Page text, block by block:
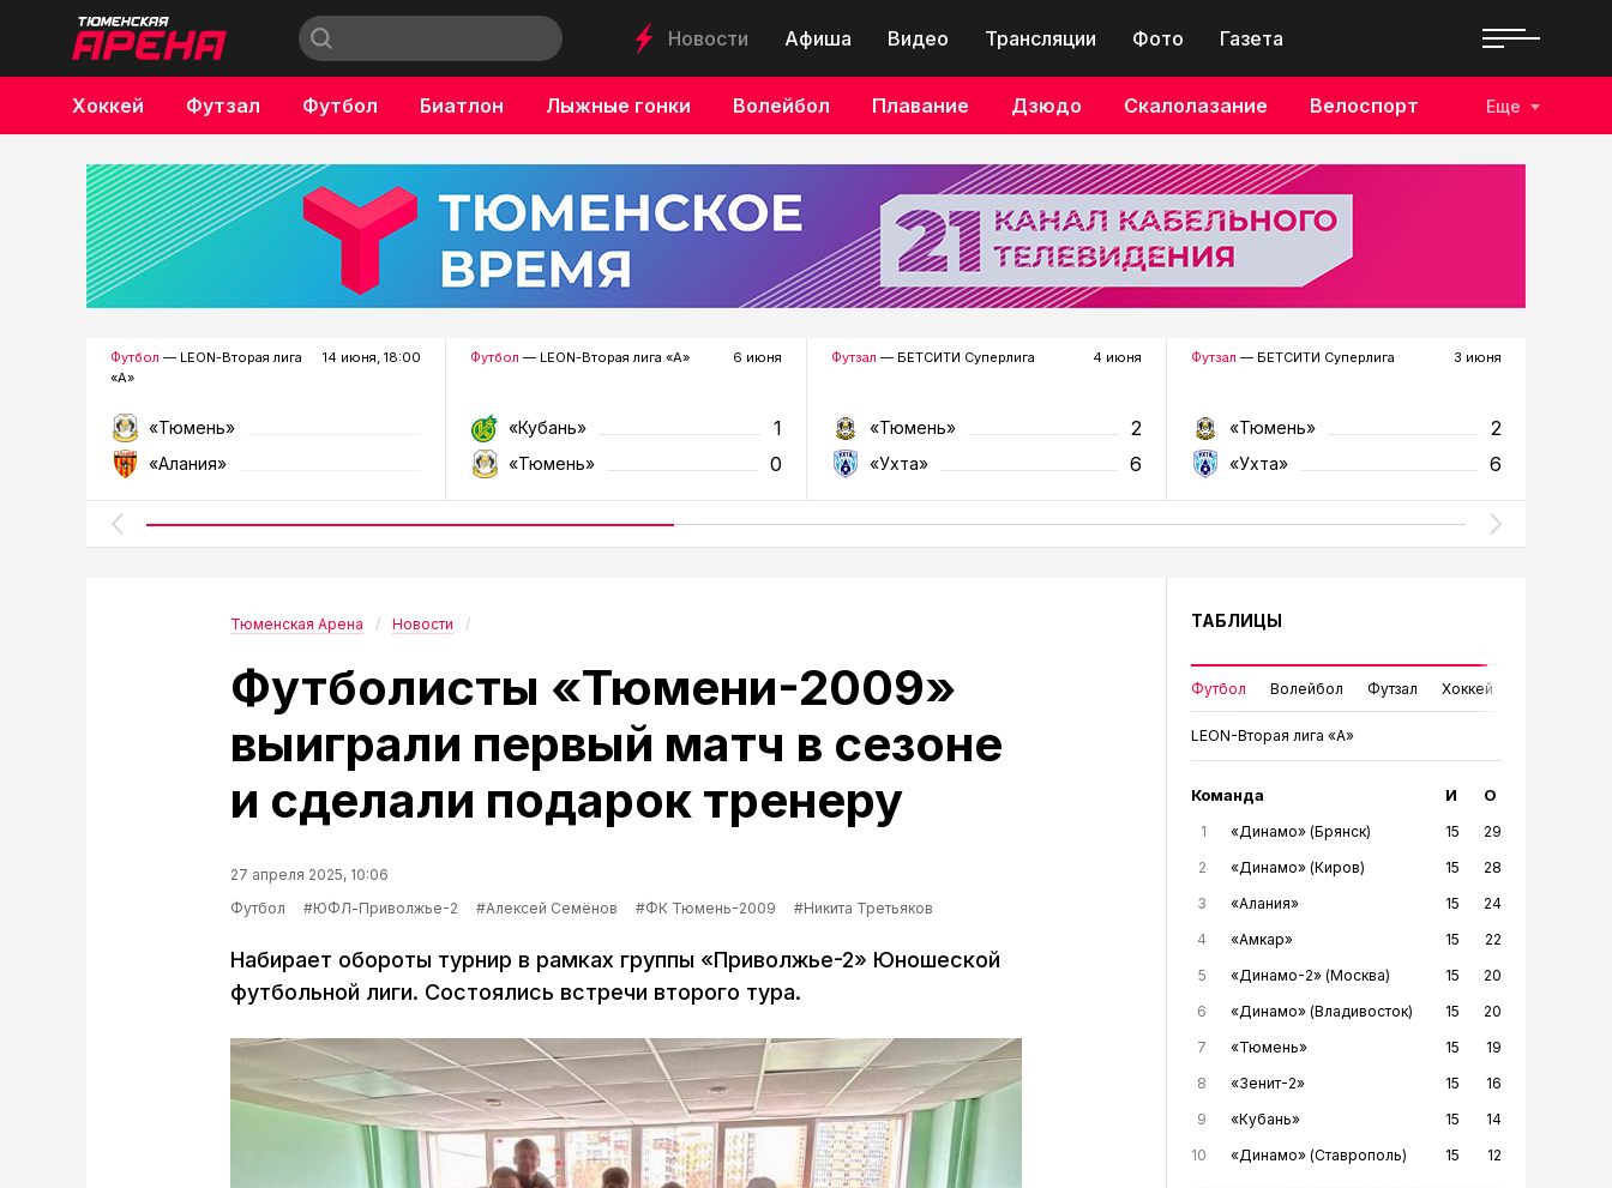
Новости Афиша Видео Трансляции Фото Газета
Хоккей Футзал Футбол Биатлон Лыжные гонки Волейбол Плавание Дзюдо Скалолазание Велоспорт
Бокс
Еще
Футбол — LEON-Вторая лига
«А»
14 июня, 18:00
«Тюмень»
«Алания»
Футбол — LEON-Вторая лига «А» 6 июня
«Кубань» 1
«Тюмень» 0
Футзал — БЕТСИТИ Суперлига 4 июня
«Тюмень» 2
«Ухта» 6
Футзал — БЕТСИТИ Суперлига 3 июня
«Тюмень» 2
«Ухта» 6
Тюменская Арена Новости
Футболисты «Тюмени-2009»
выиграли первый матч в сезоне
и сделали подарок тренеру
27 апреля 2025, 10:06
Футбол
#ЮФЛ-Приволжье-2 #Алексей Семёнов #ФК Тюмень-2009 #Никита Третьяков
Набирает обороты турнир в рамках группы «Приволжье-2» Юношеской
футбольной лиги. Состоялись встречи второго тура.
ТАБЛИЦЫ
Футбол Волейбол Футзал Хоккей
LEON-Вторая лига «А»
Команда И О
1 «Динамо» (Брянск) 15
29
2
«Динамо» (Киров) 15
28
3
«Алания» 15
24
4
«Амкар» 15
22
5
«Динамо-2» (Москва) 15
20
6
«Динамо» (Владивосток) 15
20
7
«Тюмень» 15
19
8
«Зенит-2» 15
16
9
«Кубань» 15
14
10
«Динамо» (Ставрополь) 15 12